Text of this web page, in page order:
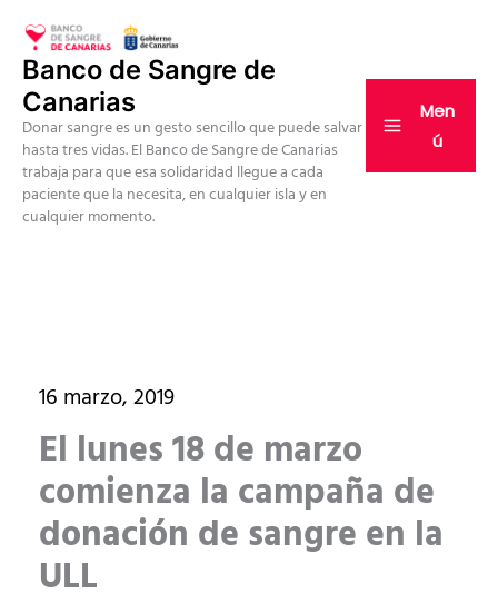
contenido
Banco de Sangre de
Canarias
Donar sangre es un gesto sencillo que puede salvar
hasta tres vidas. El Banco de Sangre de Canarias
trabaja para que esa solidaridad llegue a cada
paciente que la necesita, en cualquier isla y en
cualquier momento.
Men
ú
16 marzo, 2019
El lunes 18 de marzo
comienza la campaña de
donación de sangre en la
ULL